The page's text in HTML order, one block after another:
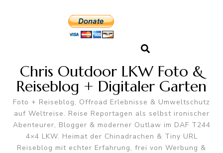
Chris Outdoor LKW Foto &
Reiseblog + Digitaler Garten
Foto + Reiseblog, Offroad Erlebnisse & Umweltschutz
auf Weltreise. Reise Reportagen als selbst ironischer
Abenteurer, Blogger & moderner Outlaw im DAF T244
4×4 LKW. Heimat der Chinadrachen & Tiny URL
Reiseblog mit echter Erfahrung, frei von Werbung &